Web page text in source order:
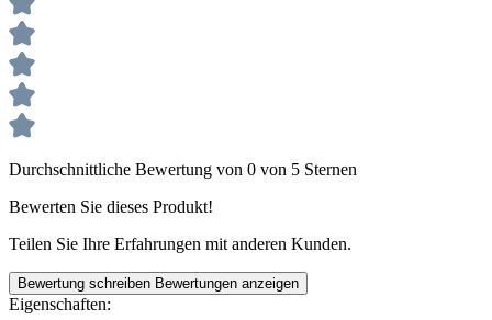
Durchschnittliche Bewertung von 0 von 5 Sternen
Bewerten Sie dieses Produkt!
Teilen Sie Ihre Erfahrungen mit anderen Kunden.
Bewertung schreiben Bewertungen anzeigen
Eigenschaften: